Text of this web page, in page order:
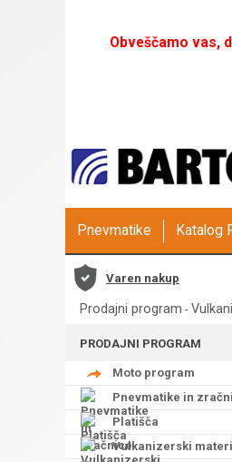
Obveščamo vas,
Pnevmatike Katalog
Varen nakup
Prodajni program -
PRODAJNI PROGRAM
Moto program
Pnevmatike in
Platišča
Vulkanizerski